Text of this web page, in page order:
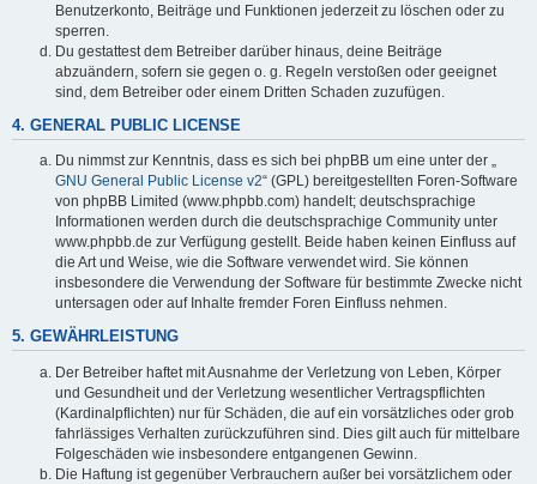
Benutzerkonto, Beiträge und Funktionen jederzeit zu löschen oder zu
sperren.
Du gestattest dem Betreiber darüber hinaus, deine Beiträge
abzuändern, sofern sie gegen o. g. Regeln verstoßen oder geeignet
sind, dem Betreiber oder einem Dritten Schaden zuzufügen.
4. GENERAL PUBLIC LICENSE
Du nimmst zur Kenntnis, dass es sich bei phpBB um eine unter der „
GNU General Public License v2“ (GPL) bereitgestellten Foren-Software
von phpBB Limited (www.phpbb.com) handelt; deutschsprachige
Informationen werden durch die deutschsprachige Community unter
www.phpbb.de zur Verfügung gestellt. Beide haben keinen Einfluss auf
die Art und Weise, wie die Software verwendet wird. Sie können
insbesondere die Verwendung der Software für bestimmte Zwecke nicht
untersagen oder auf Inhalte fremder Foren Einfluss nehmen.
5. GEWÄHRLEISTUNG
Der Betreiber haftet mit Ausnahme der Verletzung von Leben, Körper
und Gesundheit und der Verletzung wesentlicher Vertragspflichten
(Kardinalpflichten) nur für Schäden, die auf ein vorsätzliches oder grob
fahrlässiges Verhalten zurückzuführen sind. Dies gilt auch für mittelbare
Folgeschäden wie insbesondere entgangenen Gewinn.
Die Haftung ist gegenüber Verbrauchern außer bei vorsätzlichem oder